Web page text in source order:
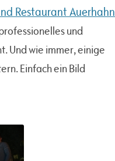
Restaurant Auerhahn
und
Und wie immer, einige
Einfach ein Bild